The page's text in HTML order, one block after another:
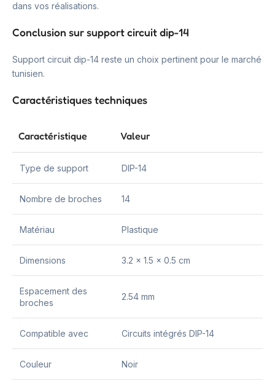
dans vos réalisations.
Conclusion sur support circuit dip-14
Support circuit dip-14 reste un choix pertinent pour le marché
tunisien.
Caractéristiques techniques
Caractéristique Valeur
Type de support DIP-14
Nombre de broches 14
Matériau Plastique
Dimensions 3.2 x 1.5 x 0.5 cm
Espacement des
broches
2.54 mm
Compatible avec Circuits intégrés DIP-14
Couleur Noir